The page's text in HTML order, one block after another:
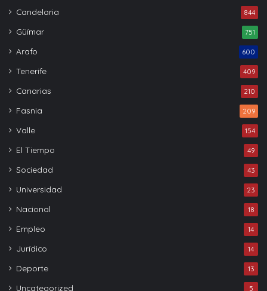
Candelaria 844
Güímar 751
Arafo 600
Tenerife 409
Canarias 210
Fasnia 209
Valle 154
El Tiempo 49
Sociedad 43
Universidad 23
Nacional 18
Empleo 14
Jurídico 14
Deporte 13
Uncategorized 5